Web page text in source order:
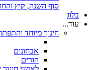
סוף השנה, קיץ
בלוג
עוד...
חינוך מיוחד
אבחונים
הורים